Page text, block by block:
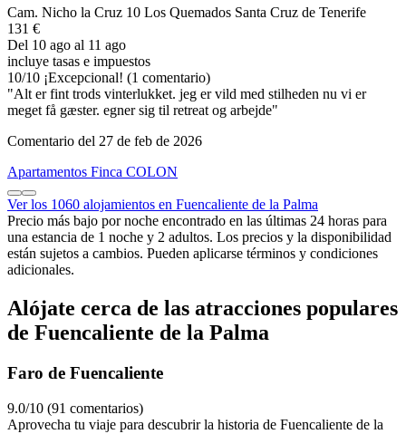
Cam. Nicho la Cruz 10 Los Quemados Santa Cruz de Tenerife
131 €
Del 10 ago al 11 ago
incluye tasas e impuestos
10/10 ¡Excepcional! (1 comentario)
"Alt er fint trods vinterlukket. jeg er vild med stilheden nu vi er
meget få gæster. egner sig til retreat og arbejde"
Comentario del 27 de feb de 2026
Apartamentos Finca COLON
Ver los 1060 alojamientos en Fuencaliente de la Palma
Precio más bajo por noche encontrado en las últimas 24 horas para
una estancia de 1 noche y 2 adultos. Los precios y la disponibilidad
están sujetos a cambios. Pueden aplicarse términos y condiciones
adicionales.
Alójate cerca de las atracciones populares
de Fuencaliente de la Palma
Faro de Fuencaliente
9.0/10 (91 comentarios)
Aprovecha tu viaje para descubrir la historia de Fuencaliente de la